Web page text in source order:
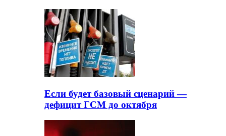
Если будет базовый сценарий —
дефицит ГСМ до октября